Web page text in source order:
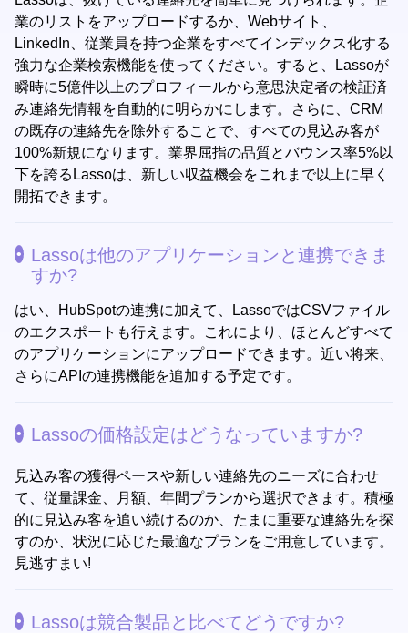
業のリストをアップロードするか、Webサイト、
LinkedIn、従業員を持つ企業をすべてインデックス化する
強力な企業検索機能を使ってください。すると、Lassoが
瞬時に5億件以上のプロフィールから意思決定者の検証済
み連絡先情報を自動的に明らかにします。さらに、CRM
の既存の連絡先を除外することで、すべての見込み客が
100%新規になります。業界屈指の品質とバウンス率5%以
下を誇るLassoは、新しい収益機会をこれまで以上に早く
開拓できます。
Lassoは他のアプリケーションと連携できま
すか?
はい、HubSpotの連携に加えて、LassoではCSVファイル
のエクスポートも行えます。これにより、ほとんどすべて
のアプリケーションにアップロードできます。近い将来、
さらにAPIの連携機能を追加する予定です。
Lassoの価格設定はどうなっていますか?
見込み客の獲得ペースや新しい連絡先のニーズに合わせ
て、従量課金、月額、年間プランから選択できます。積極
的に見込み客を追い続けるのか、たまに重要な連絡先を探
すのか、状況に応じた最適なプランをご用意しています。
見逃すまい!
Lassoは競合製品と比べてどうですか?